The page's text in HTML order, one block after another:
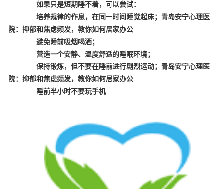
如果只是短期睡不着，可以尝试：
培养规律的作息，在同一时间睡觉起床； 青岛安宁心理医
院：抑郁和焦虑频发，教你如何居家办公
避免睡前吸烟喝酒；
营造一个安静、温度舒适的睡眠环境；
保持锻炼，但不要在睡前进行剧烈运动； 青岛安宁心理医
院：抑郁和焦虑频发，教你如何居家办公
睡前半小时不要玩手机